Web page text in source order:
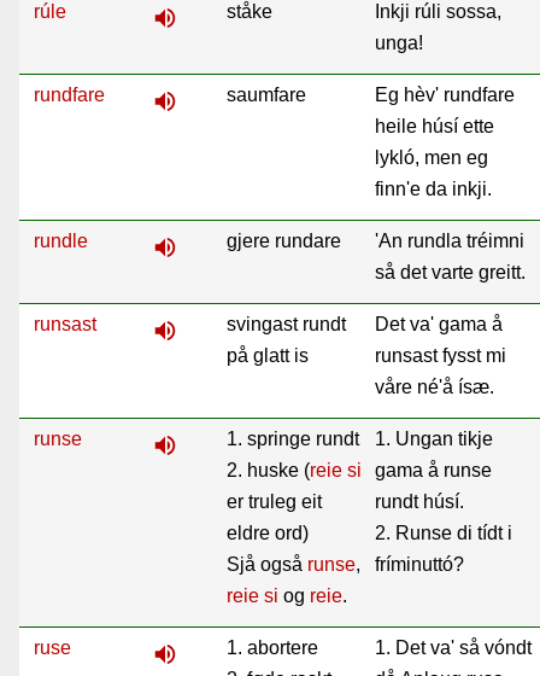
rúle volume_up ståke
Inkji rúli sossa,
unga!
rundfare volume_up saumfare
Eg hèv' rundfare
heile húsí ette
lykló, men eg
finn'e da inkji.
rundle volume_up gjere rundare
'An rundla tréimni
så det varte greitt.
runsast volume_up
svingast rundt
på glatt is
Det va' gama å
runsast fysst mi
våre né'å ísæ.
runse volume_up
1. springe rundt
2. huske (reie si
er truleg eit
eldre ord)
Sjå også runse,
reie si og reie.
1. Ungan tikje
gama å runse
rundt húsí.
2. Runse di tídt i
fríminuttó?
ruse volume_up
1. abortere
1. Det va' så vóndt